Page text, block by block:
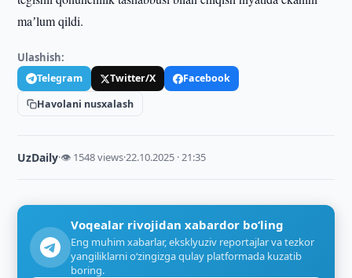
maʼlum qildi.
Ulashish:
Telegram Twitter/X
Facebook
Havolani nusxalash
UzDaily·👁 1548 views·22.10.2025 · 21:35
Voqealar rivojidan xabardor bo‘ling
Eng muhim xabarlar, eksklyuziv reportajlar va tezkor
yangiliklarni o‘zingizga qulay platformada kuzatib
boring.